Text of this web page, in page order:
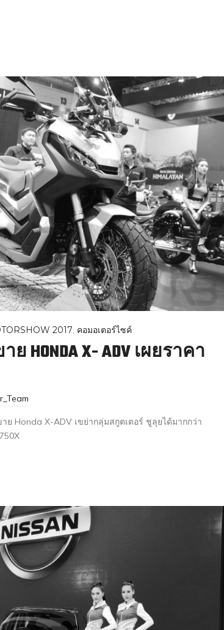
2017, คอมอเตอร์ไซค์
ย HONDA X- ADV เผยราคา
ย Honda X-ADV เขย่ากลุ่มสกูตเตอร์ ชูลุยได้มากกว่า